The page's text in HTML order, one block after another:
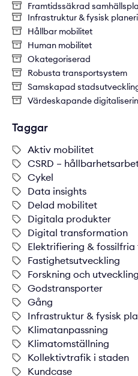
Framtidssäkrad
Infrastruktur & fysisk
Hållbar mobilitet
Human mobilitet
Okategoriserad
Robusta transportsystem
Samskapad
Värdeskapande
Taggar
Aktiv mobilitet
CSRD –
Cykel
Data insights
Delad mobilitet
Digitala produkter
Digital transformation
Elektrifiering &
Fastighetsutveckling
Forskning och utveckling
Godstransporter
Gång
Infrastruktur & fysisk
Klimatanpassning
Klimatomställning
Kollektivtrafik i staden
Kundcase